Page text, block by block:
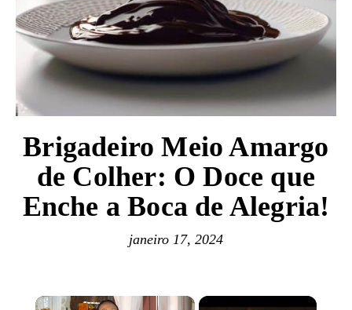
Brigadeiro Meio Amargo
de Colher: O Doce que
Enche a Boca de Alegria!
janeiro 17, 2024
×